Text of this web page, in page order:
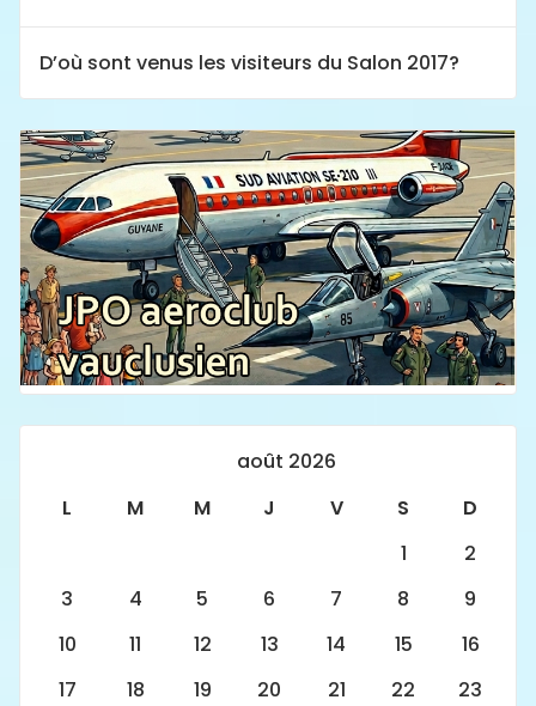
D’où sont venus les visiteurs du Salon 2017?
août 2026
L
M M J V S
D
1
2
3
4 5 6 7 8
9
10
11 12 13 14 15
16
17
18 19 20 21 22
23